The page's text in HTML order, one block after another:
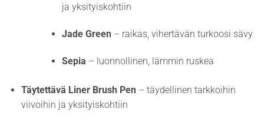
ja yksityiskohtiin
Jade Green – raikas, vihertävän turkoosi sävy
Sepia – luonnollinen, lämmin ruskea
Täytettävä Liner Brush Pen – täydellinen tarkkoihin
viivoihin ja yksityiskohtiin